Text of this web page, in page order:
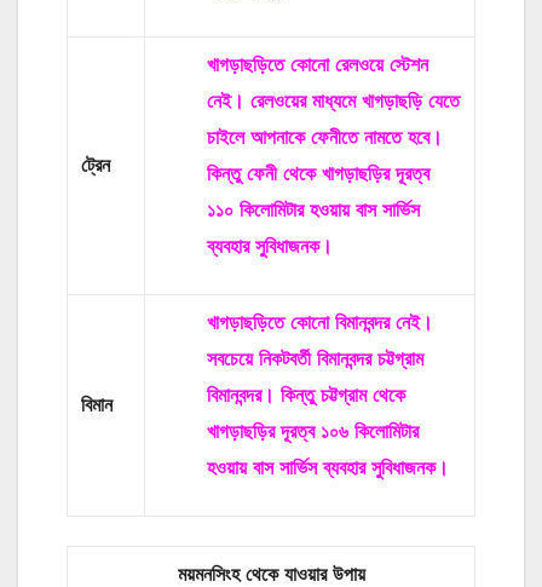
ট্রেন
খাগড়াছড়িতে কোনো রেলওয়ে স্টেশন
নেই। রেলওয়ের মাধ্যমে খাগড়াছড়ি যেতে
চাইলে আপনাকে ফেনীতে নামতে হবে।
কিন্তু ফেনী থেকে খাগড়াছড়ির দূরত্ব
১১০ কিলোমিটার হওয়ায় বাস সার্ভিস
ব্যবহার সুবিধাজনক।
বিমান
খাগড়াছড়িতে কোনো বিমানবন্দর নেই।
সবচেয়ে নিকটবর্তী বিমানবন্দর চট্টগ্রাম
বিমানবন্দর। কিন্তু চট্টগ্রাম থেকে
খাগড়াছড়ির দূরত্ব ১০৬ কিলোমিটার
হওয়ায় বাস সার্ভিস ব্যবহার সুবিধাজনক।
ময়মনসিংহ থেকে যাওয়ার উপায়